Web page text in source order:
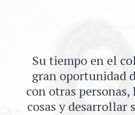
Su tiempo en el
gran oportunidad
con otras personas,
cosas y desarrollar